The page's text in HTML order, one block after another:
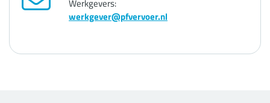
Werkgevers:
werkgever@pfvervoer.nl